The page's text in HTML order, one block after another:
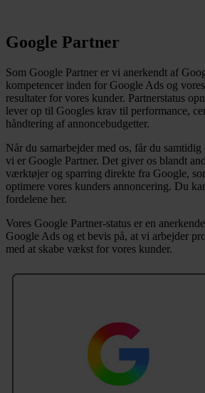
Google Partner
Som Google Partner er vi anerkendt af
kompetencer inden for Google Ads og
resultater for vores kunder. Partnerstatus
lever op til Googles krav til performance,
håndtering af annoncebudgetter.
Når du samarbejder med os, får du
vi er Google Partner. Det giver os blandt
værktøjer og sparring direkte fra Google,
optimere vores kunders annoncering. Du
fordelene her.
Vores Google Partner-status er en
Google Ads og et bevis på, at vi arbejder
med at skabe vækst for vores kunder.